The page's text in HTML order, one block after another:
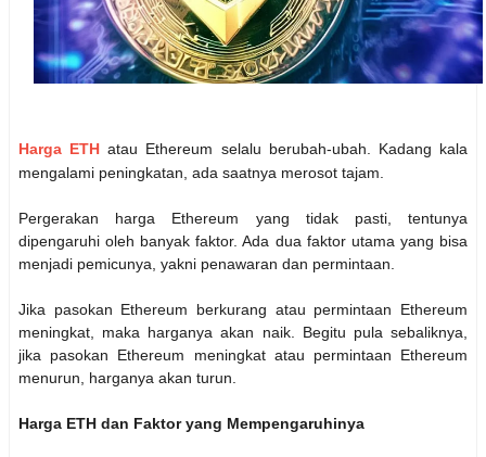
Harga ETH atau Ethereum selalu berubah-ubah. Kadang kala
mengalami peningkatan, ada saatnya merosot tajam.
Pergerakan harga Ethereum yang tidak pasti, tentunya
dipengaruhi oleh banyak faktor. Ada dua faktor utama yang bisa
menjadi pemicunya, yakni penawaran dan permintaan.
Jika pasokan Ethereum berkurang atau permintaan Ethereum
meningkat, maka harganya akan naik. Begitu pula sebaliknya,
jika pasokan Ethereum meningkat atau permintaan Ethereum
menurun, harganya akan turun.
Harga ETH dan Faktor yang Mempengaruhinya